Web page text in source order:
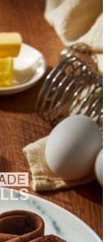
關給付款項請求債
意方可使用
本公司不負相關責
狀況，依本公司即
公司將視審查結果
惡意使用之情形，
取法律行動。